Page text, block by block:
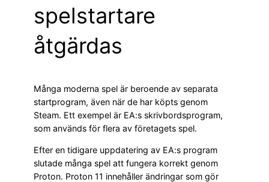
spelstartare
åtgärdas
Många moderna spel är beroende av separata
startprogram, även när de har köpts genom
Steam. Ett exempel är EA:s skrivbordsprogram,
som används för flera av företagets spel.
Efter en tidigare uppdatering av EA:s program
slutade många spel att fungera korrekt genom
Proton. Proton 11 innehåller ändringar som gör